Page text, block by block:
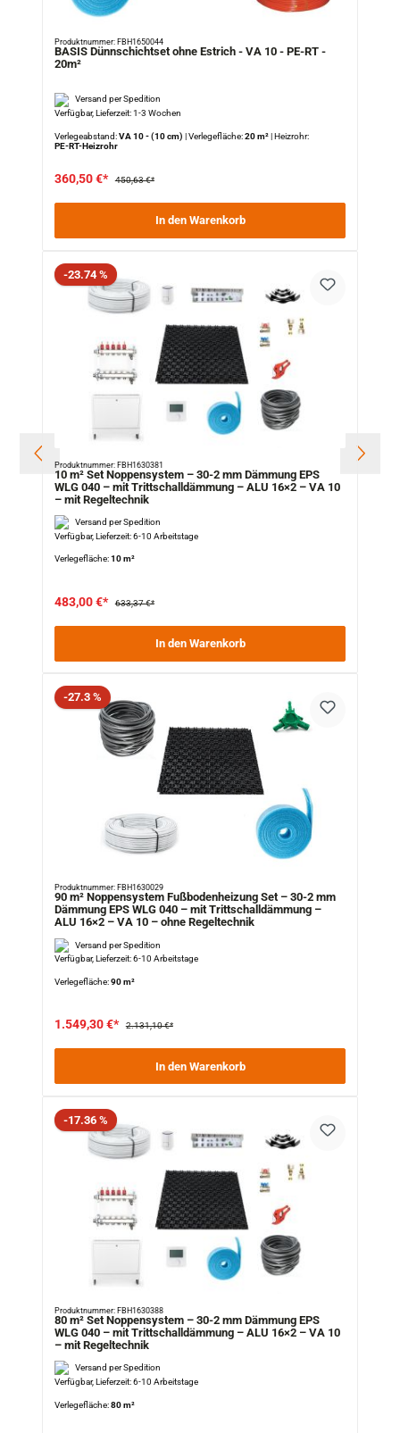
Produktnummer: FBH1650044
BASIS Dünnschichtset ohne Estrich - VA 10 - PE-RT -
20m²
Versand per Spedition
Verfügbar, Lieferzeit: 1-3 Wochen
Verlegeabstand:
VA 10 - (10 cm) |Verlegefläche:20 m²|Heizrohr:
PE-RT-Heizrohr
360,50 €* 450,63 €*
In den Warenkorb
Rabatt
-23.74 %
Produktnummer: FBH1630381
10 m² Set Noppensystem – 30-2 mm Dämmung EPS
WLG 040 – mit Trittschalldämmung – ALU 16×2 – VA 10
– mit Regeltechnik
Versand per Spedition
Verfügbar, Lieferzeit: 6-10 Arbeitstage
Verlegefläche:10 m²
483,00 €* 633,37 €*
In den Warenkorb
Rabatt
-27.3 %
Produktnummer: FBH1630029
90 m² Noppensystem Fußbodenheizung Set – 30-2 mm
Dämmung EPS WLG 040 – mit Trittschalldämmung –
ALU 16×2 – VA 10 – ohne Regeltechnik
Versand per Spedition
Verfügbar, Lieferzeit: 6-10 Arbeitstage
Verlegefläche:90 m²
1.549,30 €* 2.131,10 €*
In den Warenkorb
Rabatt
-17.36 %
Produktnummer: FBH1630388
80 m² Set Noppensystem – 30-2 mm Dämmung EPS
WLG 040 – mit Trittschalldämmung – ALU 16×2 – VA 10
– mit Regeltechnik
Versand per Spedition
Verfügbar, Lieferzeit: 6-10 Arbeitstage
Verlegefläche:80 m²